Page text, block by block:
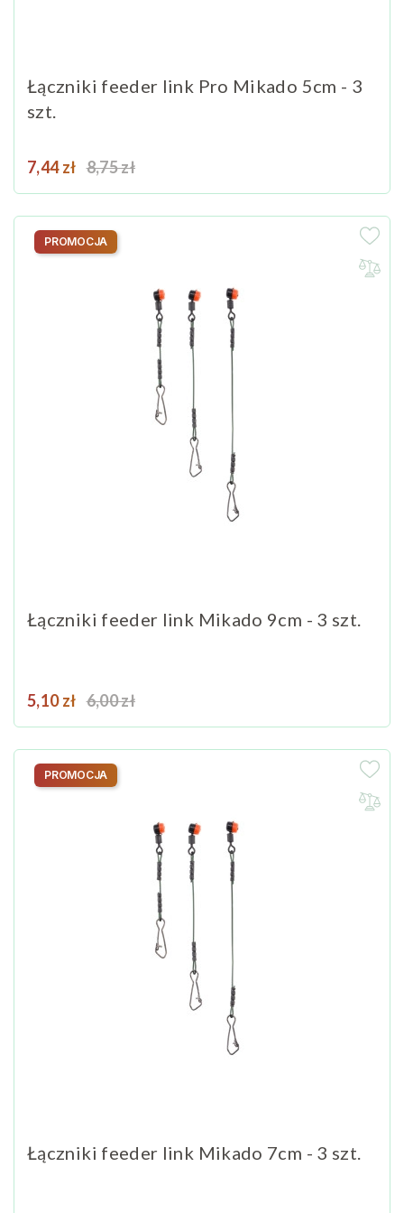
Łączniki feeder link Pro Mikado 5cm - 3
szt.
Cena
7,44 zł Cena podstawowa
8,75 zł
Łączniki feeder link Mikado 9cm - 3 szt.
Cena
5,10 zł Cena podstawowa
6,00 zł
PROMOCJA
Łączniki feeder link Mikado 7cm - 3 szt.
PROMOCJA